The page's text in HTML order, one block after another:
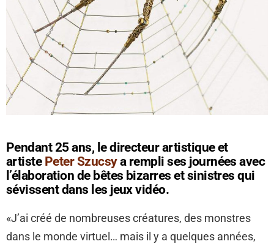
Pendant 25 ans, le directeur artistique et
artiste Peter Szucsya rempli ses journées avec
l’élaboration de bêtes bizarres et sinistres qui
sévissent dans les jeux vidéo.
«J’ai créé de nombreuses créatures, des monstres
dans le monde virtuel… mais il y a quelques années,